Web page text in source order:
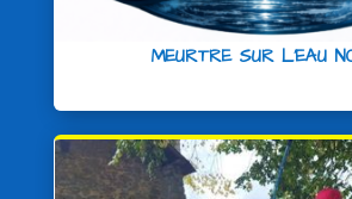
MEURTRE SUR L’EAU